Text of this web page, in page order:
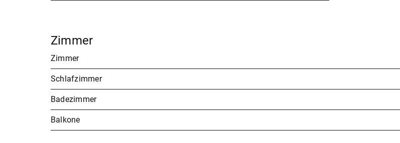
Zimmer
Zimmer
Schlafzimmer
Badezimmer
Balkone